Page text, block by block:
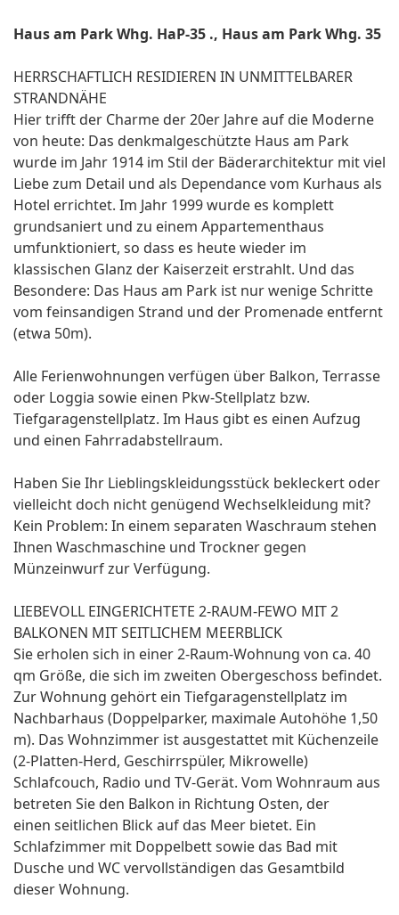
Haus am Park Whg. HaP-35 ., Haus am Park Whg. 35
HERRSCHAFTLICH RESIDIEREN IN UNMITTELBARER
STRANDNÄHE
Hier trifft der Charme der 20er Jahre auf die Moderne
von heute: Das denkmalgeschützte Haus am Park
wurde im Jahr 1914 im Stil der Bäderarchitektur mit viel
Liebe zum Detail und als Dependance vom Kurhaus als
Hotel errichtet. Im Jahr 1999 wurde es komplett
grundsaniert und zu einem Appartementhaus
umfunktioniert, so dass es heute wieder im
klassischen Glanz der Kaiserzeit erstrahlt. Und das
Besondere: Das Haus am Park ist nur wenige Schritte
vom feinsandigen Strand und der Promenade entfernt
(etwa 50m).
Alle Ferienwohnungen verfügen über Balkon, Terrasse
oder Loggia sowie einen Pkw-Stellplatz bzw.
Tiefgaragenstellplatz. Im Haus gibt es einen Aufzug
und einen Fahrradabstellraum.
Haben Sie Ihr Lieblingskleidungsstück bekleckert oder
vielleicht doch nicht genügend Wechselkleidung mit?
Kein Problem: In einem separaten Waschraum stehen
Ihnen Waschmaschine und Trockner gegen
Münzeinwurf zur Verfügung.
LIEBEVOLL EINGERICHTETE 2-RAUM-FEWO MIT 2
BALKONEN MIT SEITLICHEM MEERBLICK
Sie erholen sich in einer 2-Raum-Wohnung von ca. 40
qm Größe, die sich im zweiten Obergeschoss befindet.
Zur Wohnung gehört ein Tiefgaragenstellplatz im
Nachbarhaus (Doppelparker, maximale Autohöhe 1,50
m). Das Wohnzimmer ist ausgestattet mit Küchenzeile
(2-Platten-Herd, Geschirrspüler, Mikrowelle)
Schlafcouch, Radio und TV-Gerät. Vom Wohnraum aus
betreten Sie den Balkon in Richtung Osten, der
einen seitlichen Blick auf das Meer bietet. Ein
Schlafzimmer mit Doppelbett sowie das Bad mit
Dusche und WC vervollständigen das Gesamtbild
dieser Wohnung.